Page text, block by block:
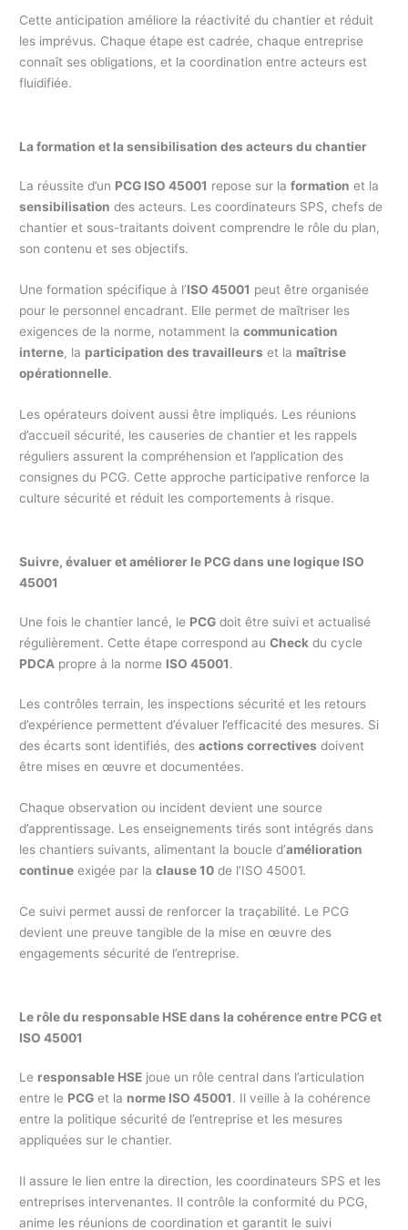
Cette anticipation améliore la réactivité du chantier et réduit
les imprévus. Chaque étape est cadrée, chaque entreprise
connaît ses obligations, et la coordination entre acteurs est
fluidifiée.
La formation et la sensibilisation des acteurs du chantier
La réussite d’un PCG ISO 45001 repose sur laformation et la
sensibilisation des acteurs. Les coordinateurs SPS, chefs de
chantier et sous-traitants doivent comprendre le rôle du plan,
son contenu et ses objectifs.
Une formation spécifique à l’ISO 45001 peut être organisée
pour le personnel encadrant. Elle permet de maîtriser les
exigences de la norme, notamment lacommunication
interne, la participation des travailleurs et la maîtrise
opérationnelle.
Les opérateurs doivent aussi être impliqués. Les réunions
d’accueil sécurité, les causeries de chantier et les rappels
réguliers assurent la compréhension et l’application des
consignes du PCG. Cette approche participative renforce la
culture sécurité et réduit les comportements à risque.
Suivre, évaluer et améliorer le PCG dans une logique ISO
45001
Une fois le chantier lancé, le PCG doit être suivi et actualisé
régulièrement. Cette étape correspond auCheck du cycle
PDCA propre à la norme ISO 45001.
Les contrôles terrain, les inspections sécurité et les retours
d’expérience permettent d’évaluer l’efficacité des mesures. Si
des écarts sont identifiés, desactions correctives doivent
être mises en œuvre et documentées.
Chaque observation ou incident devient une source
d’apprentissage. Les enseignements tirés sont intégrés dans
les chantiers suivants, alimentant la boucle d’amélioration
continue exigée par laclause 10 de l’ISO 45001.
Ce suivi permet aussi de renforcer la traçabilité. Le PCG
devient une preuve tangible de la mise en œuvre des
engagements sécurité de l’entreprise.
Le rôle du responsable HSE dans la cohérence entre PCG et
ISO 45001
Le responsable HSE joue un rôle central dans l’articulation
entre le PCG et la norme ISO 45001. Il veille à la cohérence
entre la politique sécurité de l’entreprise et les mesures
appliquées sur le chantier.
Il assure le lien entre la direction, les coordinateurs SPS et les
entreprises intervenantes. Il contrôle la conformité du PCG,
anime les réunions de coordination et garantit le suivi